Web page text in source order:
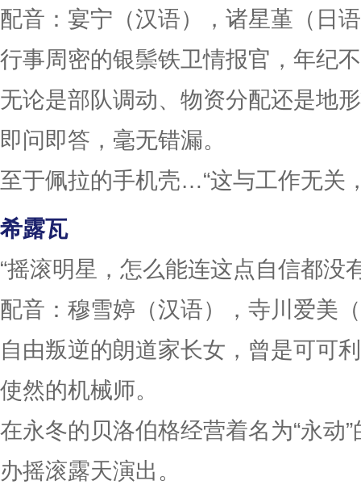
配音：宴宁（汉语），诸星堇（日
行事周密的银鬃铁卫情报官，年纪
无论是部队调动、物资分配还是地
即问即答，毫无错漏。
至于佩拉的手机壳…“这与工作无关
希露瓦
“摇滚明星，怎么能连这点自信都没
配音：穆雪婷（汉语），寺川爱美
自由叛逆的朗道家长女，曾是可可
使然的机械师。
在永冬的贝洛伯格经营着名为“永动
办摇滚露天演出。